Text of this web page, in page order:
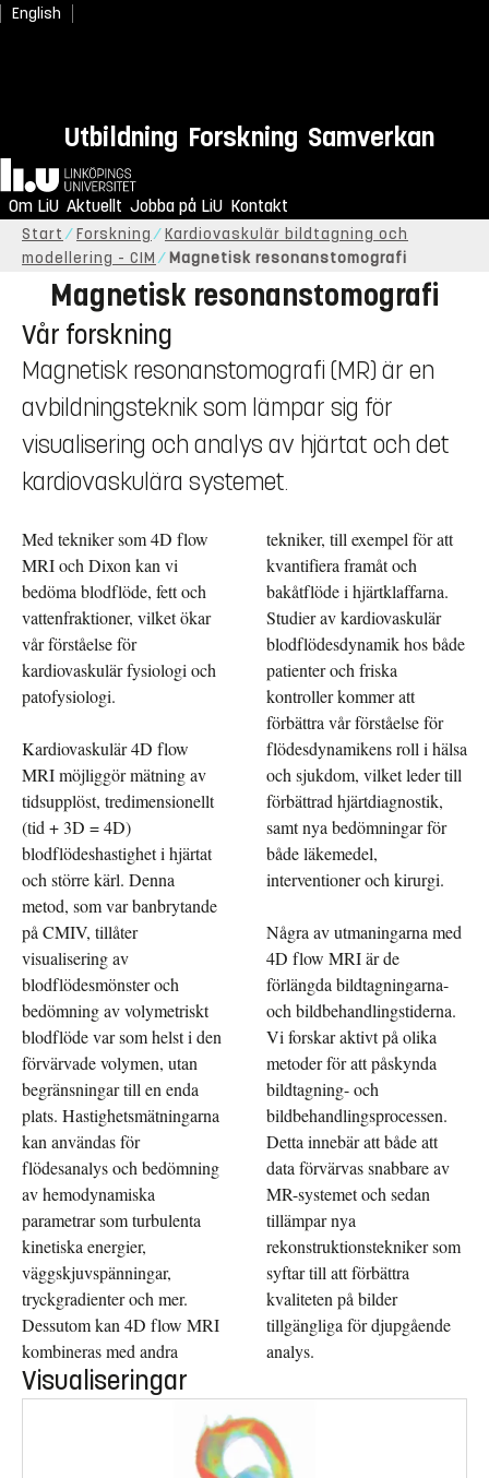
English
Utbildning Forskning Samverkan
Hem
Om LiU Aktuellt Jobba på LiU Kontakt
Start Forskning
Kardiovaskulär bildtagning och
modellering - CIM
Magnetisk resonanstomografi
Magnetisk resonanstomografi
Vår forskning
Magnetisk resonanstomografi (MR) är en
avbildningsteknik som lämpar sig för
visualisering och analys av hjärtat och det
kardiovaskulära systemet.
Med tekniker som 4D flow
MRI och Dixon kan vi
bedöma blodflöde, fett och
vattenfraktioner, vilket ökar
vår förståelse för
kardiovaskulär fysiologi och
patofysiologi.
Kardiovaskulär 4D flow
MRI möjliggör mätning av
tidsupplöst, tredimensionellt
(tid + 3D = 4D)
blodflödeshastighet i hjärtat
och större kärl. Denna
metod, som var banbrytande
på CMIV, tillåter
visualisering av
blodflödesmönster och
bedömning av volymetriskt
blodflöde var som helst i den
förvärvade volymen, utan
begränsningar till en enda
plats. Hastighetsmätningarna
kan användas för
flödesanalys och bedömning
av hemodynamiska
parametrar som turbulenta
kinetiska energier,
väggskjuvspänningar,
tryckgradienter och mer.
Dessutom kan 4D flow MRI
kombineras med andra
tekniker, till exempel för att
kvantifiera framåt och
bakåtflöde i hjärtklaffarna.
Studier av kardiovaskulär
blodflödesdynamik hos både
patienter och friska
kontroller kommer att
förbättra vår förståelse för
flödesdynamikens roll i hälsa
och sjukdom, vilket leder till
förbättrad hjärtdiagnostik,
samt nya bedömningar för
både läkemedel,
interventioner och kirurgi.
Några av utmaningarna med
4D flow MRI är de
förlängda bildtagningarna-
och bildbehandlingstiderna.
Vi forskar aktivt på olika
metoder för att påskynda
bildtagning- och
bildbehandlingsprocessen.
Detta innebär att både att
data förvärvas snabbare av
MR-systemet och sedan
tillämpar nya
rekonstruktionstekniker som
syftar till att förbättra
kvaliteten på bilder
tillgängliga för djupgående
analys.
Visualiseringar